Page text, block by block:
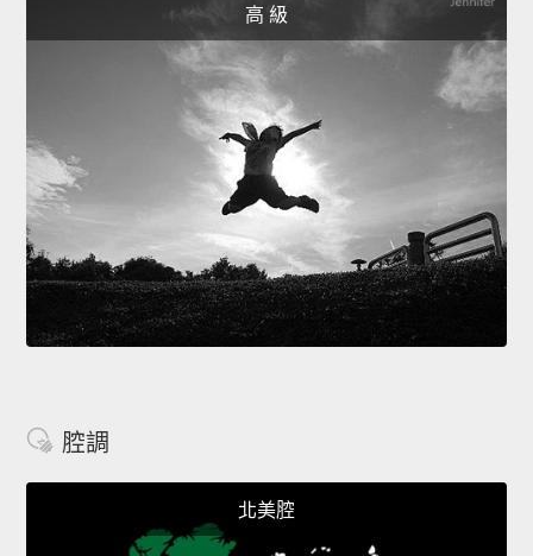
高 級
腔調
北美腔